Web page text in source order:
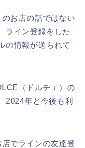
お店の話ではない
ライン登録をした
の情報が送られて
（ドルチェ）の
2024年と今後も利
でラインの友達登